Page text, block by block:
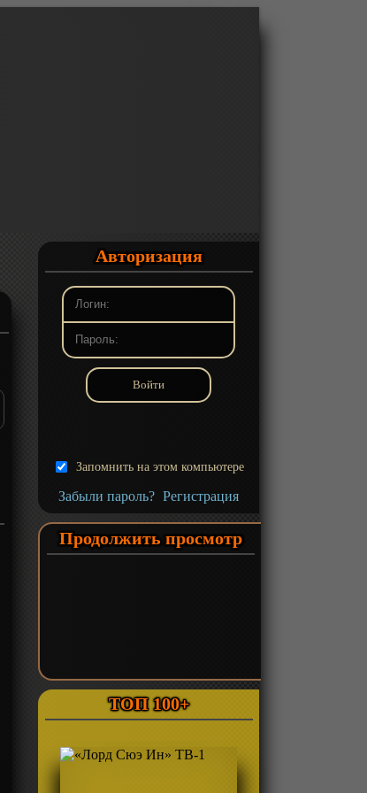
Авторизация
Запомнить на этом компьютере
Забыли пароль? Регистрация
Продолжить просмотр
ТОП 100+